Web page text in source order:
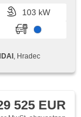
Navigation,
senzory
systém
startování,
Auto,
per Taste,
103 kW
, Hradec
525 EUR